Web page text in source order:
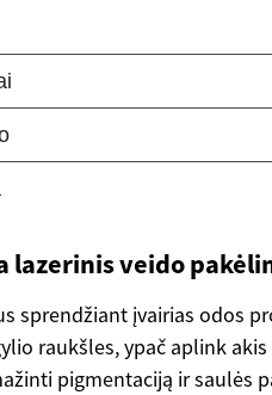
lazerinis veido
sprendžiant įvairias odos
raukšles, ypač aplink
pigmentaciją ir saulės